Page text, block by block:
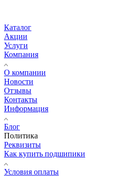
Каталог
Акции
Услуги
Компания
О компании
Новости
Отзывы
Контакты
Информация
Блог
Политика
Реквизиты
Как купить подшипики
Условия оплаты